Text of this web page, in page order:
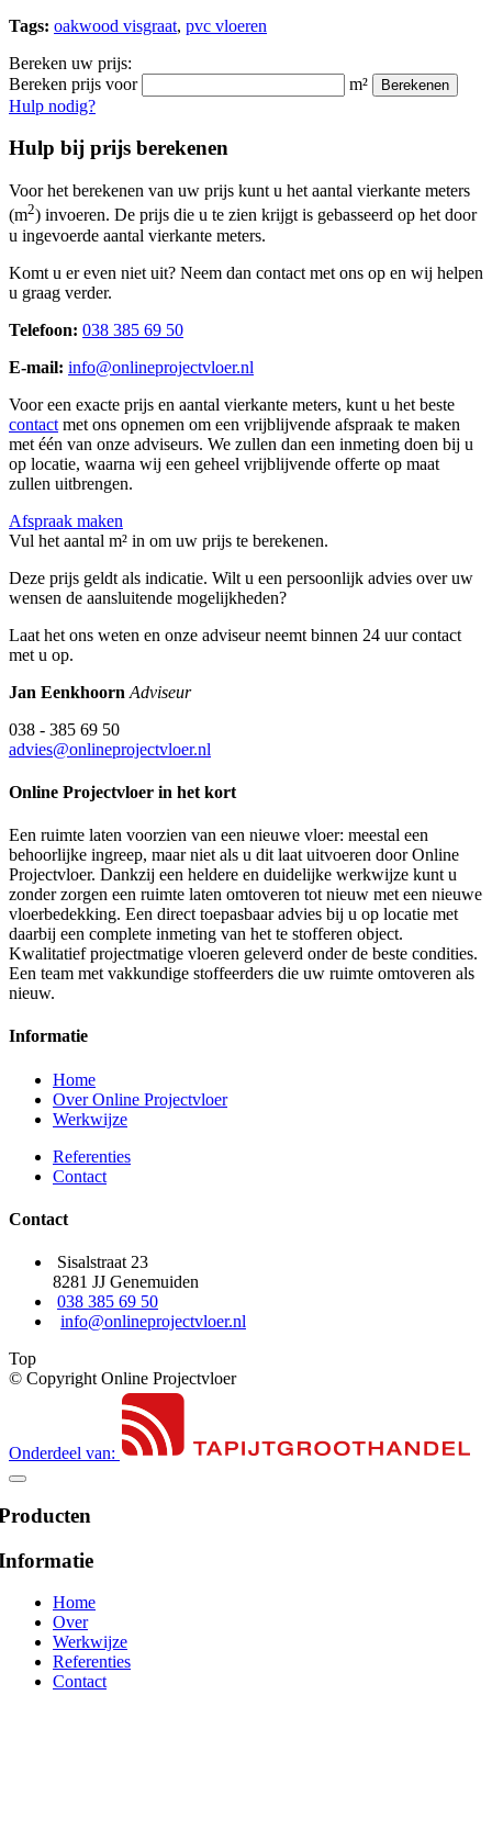
Tags: oakwood visgraat, pvc vloeren
Bereken uw prijs:
Bereken prijs voor
m² Berekenen
Hulp nodig?
Hulp bij prijs berekenen
Voor het berekenen van uw prijs kunt u het aantal vierkante meters
(m2) invoeren. De prijs die u te zien krijgt is gebasseerd op het door
u ingevoerde aantal vierkante meters.
Komt u er even niet uit? Neem dan contact met ons op en wij helpen
u graag verder.
Telefoon: 038 385 69 50
E-mail: info@onlineprojectvloer.nl
Voor een exacte prijs en aantal vierkante meters, kunt u het beste
contact met ons opnemen om een vrijblijvende afspraak te maken
met één van onze adviseurs. We zullen dan een inmeting doen bij u
op locatie, waarna wij een geheel vrijblijvende offerte op maat
zullen uitbrengen.
Afspraak maken
Vul het aantal m² in om uw prijs te berekenen.
Deze prijs geldt als indicatie. Wilt u een persoonlijk advies over uw
wensen de aansluitende mogelijkheden?
Laat het ons weten en onze adviseur neemt binnen 24 uur contact
met u op.
Jan Eenkhoorn Adviseur
038 - 385 69 50
advies@onlineprojectvloer.nl
Online Projectvloer in het kort
Een ruimte laten voorzien van een nieuwe vloer: meestal een
behoorlijke ingreep, maar niet als u dit laat uitvoeren door Online
Projectvloer. Dankzij een heldere en duidelijke werkwijze kunt u
zonder zorgen een ruimte laten omtoveren tot nieuw met een nieuwe
vloerbedekking. Een direct toepasbaar advies bij u op locatie met
daarbij een complete inmeting van het te stofferen object.
Kwalitatief projectmatige vloeren geleverd onder de beste condities.
Een team met vakkundige stoffeerders die uw ruimte omtoveren als
nieuw.
Informatie
Home
Over Online Projectvloer
Werkwijze
Referenties
Contact
Contact
Sisalstraat 23
8281 JJ Genemuiden
038 385 69 50
info@onlineprojectvloer.nl
Top
© Copyright Online Projectvloer
Onderdeel van:
Home
Over
Werkwijze
Referenties
Contact